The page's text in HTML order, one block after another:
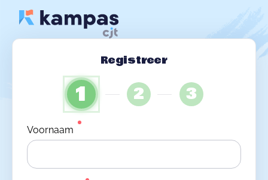
Registreer
1 2 3
Voornaam